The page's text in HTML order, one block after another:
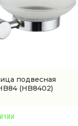
подвесная
(HB8402)